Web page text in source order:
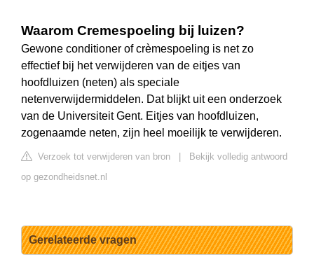
Waarom Cremespoeling bij luizen?
Gewone conditioner of crèmespoeling is net zo
effectief bij het verwijderen van de eitjes van
hoofdluizen (neten) als speciale
netenverwijdermiddelen. Dat blijkt uit een onderzoek
van de Universiteit Gent. Eitjes van hoofdluizen,
zogenaamde neten, zijn heel moeilijk te verwijderen.
Verzoek tot verwijderen van bron
Bekijk volledig antwoord
op gezondheidsnet.nl
Gerelateerde vragen